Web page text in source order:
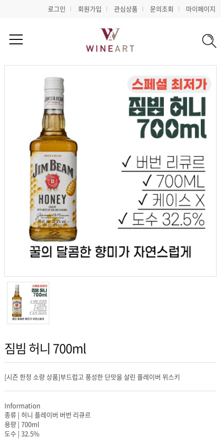
로그인 회원가입 관심상품 문의조회 마이페이지
짐빔 허니 700ml
[시즌 한정 소량 상품]부드럽고 풍성한 단맛을 살린 플레이버 위스키
Information
종류 | 허니 플레이버 버번 리큐르
용량 | 700ml
도수 | 32.5%